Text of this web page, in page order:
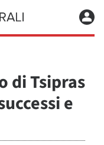
di Tsipras
e